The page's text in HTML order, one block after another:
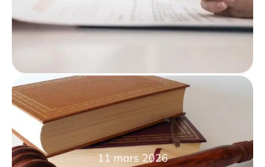
11 mars 2026